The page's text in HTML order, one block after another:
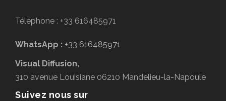
Téléphone : +33 616485971
WhatsApp : +33 616485971
Visual Diffusion,
310 avenue Louisiane 06210 Mandelieu-la-Napoule
Suivez nous sur